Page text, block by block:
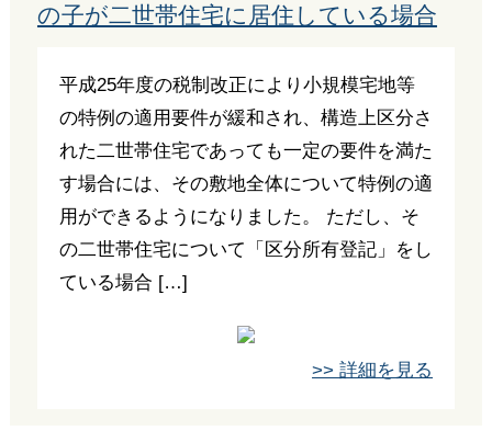
の子が二世帯住宅に居住している場合
平成25年度の税制改正により小規模宅地等
の特例の適用要件が緩和され、構造上区分さ
れた二世帯住宅であっても一定の要件を満た
す場合には、その敷地全体について特例の適
用ができるようになりました。 ただし、そ
の二世帯住宅について「区分所有登記」をし
ている場合 […]
>> 詳細を見る